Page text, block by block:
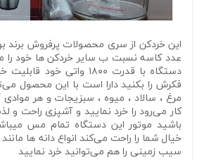
این خردکن از سری محصولات پرفروش برند
عدد کاسه نسبت ب سایر خردکن ها خود را
دستگاه با قدرت ۱۸۰۰ واتی
فکرش را بکنید دارا است با این محصول
مرغ ، سالاد ، میوه ، سبزیجات و هر
کار می‌رود را خرد نمایید و آشپزی راحت
باشید موتور این دستگاه تمام مس
خیال شما را راحت می‌کند انواع دانه ها مانند
سیب زمینی را هم می‌توانید خرد نمایید